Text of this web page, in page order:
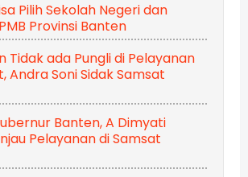
Pilih Sekolah Negeri dan
Provinsi Banten
Tidak ada Pungli di Pelayanan
Andra Soni Sidak Samsat
Banten, A Dimyati
Pelayanan di Samsat